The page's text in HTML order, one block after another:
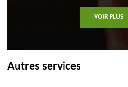
VOIR PLUS
Autres services